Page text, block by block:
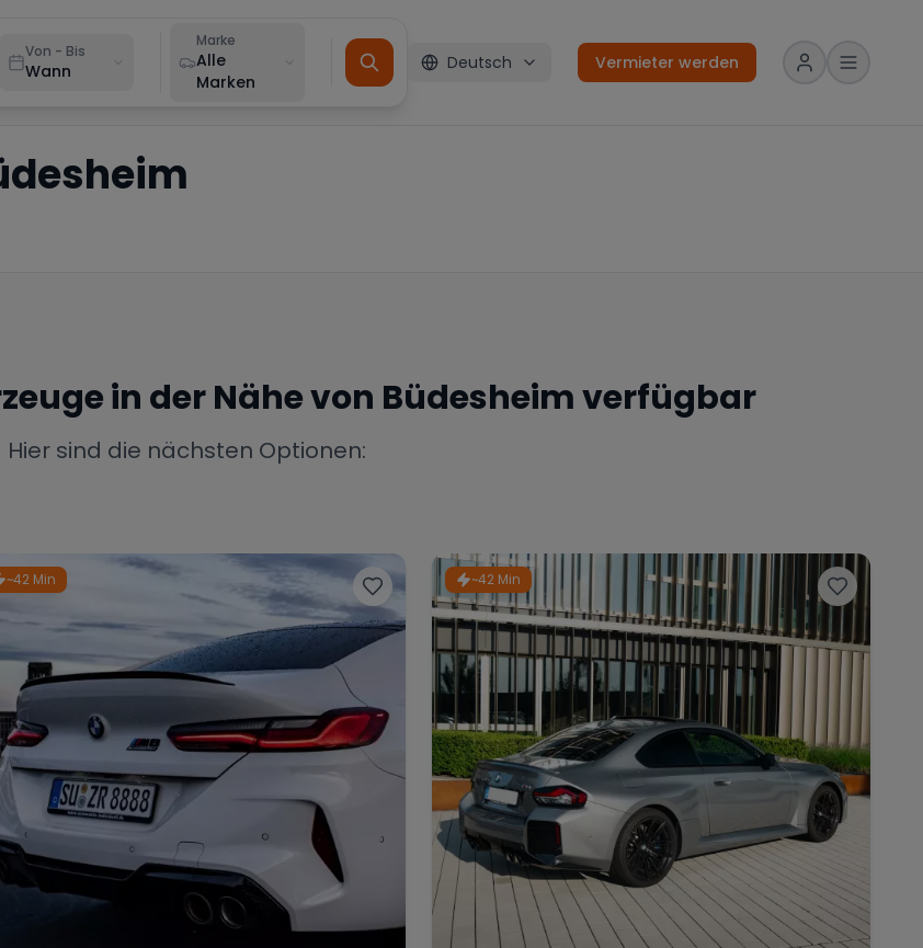
Von - Bis
Wann
Marke
Alle
Marken
Deutsch Vermieter werden
in der Nähe von Büdesheimverfügbar
Hier sind die nächsten Optionen:
~42 Min ~42 Min